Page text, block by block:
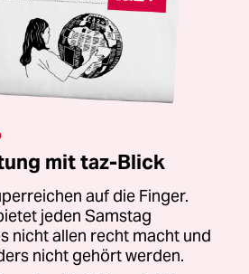
mit taz-Blick
auf die Finger.
jeden Samstag
nicht allen recht macht und
nicht gehört werden.